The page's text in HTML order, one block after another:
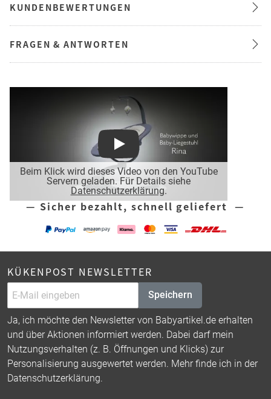
KUNDENBEWERTUNGEN
FRAGEN & ANTWORTEN
Beim Klick wird dieses Video von den YouTube
Servern geladen. Für Details siehe
Datenschutzerklärung.
Play
— Sicher bezahlt, schnell geliefert —
KÜKENPOST NEWSLETTER
Speichern
Ja, ich möchte den Newsletter von Babyartikel.de erhalten
und über Aktionen informiert werden. Dabei darf mein
Nutzungsverhalten (z. B. Öffnungen und Klicks) zur
Personalisierung ausgewertet werden. Mehr finde ich in der
Datenschutzerklärung.